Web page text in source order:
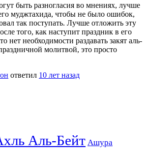
быть разногласия во мнениях, лучше
муджтахида, чтобы не было ошибок,
так поступать. Лучше отложить эту
того, как наступит праздник в его
нет необходимости раздавать закят аль-
молитвой, это просто
ответил 10 лет назад
Аль-Бейт Ашура